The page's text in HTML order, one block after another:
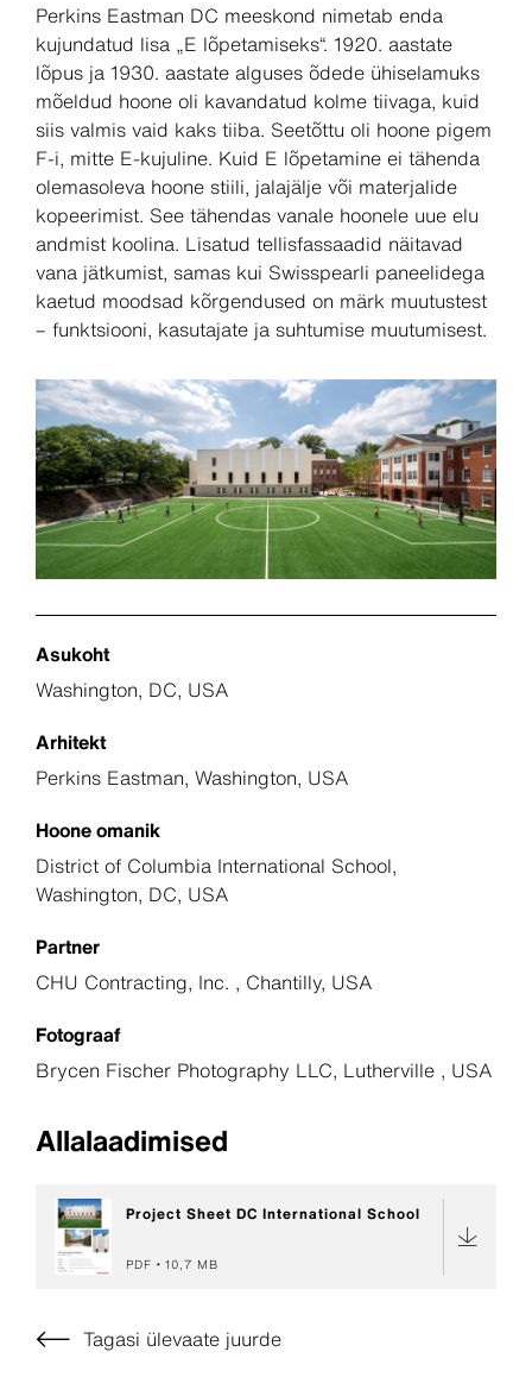
Perkins Eastman DC meeskond nimetab enda
kujundatud lisa „E lõpetamiseks“. 1920. aastate
lõpus ja 1930. aastate alguses õdede ühiselamuks
mõeldud hoone oli kavandatud kolme tiivaga, kuid
siis valmis vaid kaks tiiba. Seetõttu oli hoone pigem
F-i, mitte E-kujuline. Kuid E lõpetamine ei tähenda
olemasoleva hoone stiili, jalajälje või materjalide
kopeerimist. See tähendas vanale hoonele uue elu
andmist koolina. Lisatud tellisfassaadid näitavad
vana jätkumist, samas kui Swisspearli paneelidega
kaetud moodsad kõrgendused on märk muutustest
– funktsiooni, kasutajate ja suhtumise muutumisest.
Asukoht
Washington, DC, USA
Arhitekt
Perkins Eastman, Washington, USA
Hoone omanik
District of Columbia International School,
Washington, DC, USA
Partner
CHU Contracting, Inc. , Chantilly, USA
Fotograaf
Brycen Fischer Photography LLC, Lutherville , USA
Allalaadimised
Project Sheet DC International School
PDF 10,7 MB
Tagasi ülevaate juurde